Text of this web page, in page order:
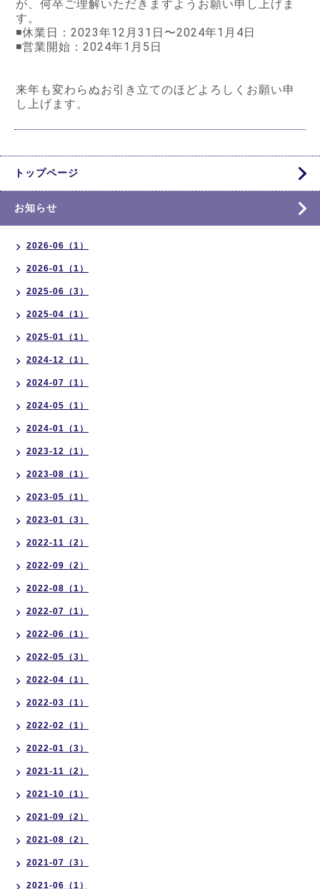
が、何卒ご理解いただきますようお願い申し上げま
す。
◾️休業日：2023年12月31日〜2024年1月4日
◾️営業開始：2024年1月5日
来年も変わらぬお引き立てのほどよろしくお願い申
し上げます。
トップページ
お知らせ
2026-06（1）
2026-01（1）
2025-06（3）
2025-04（1）
2025-01（1）
2024-12（1）
2024-07（1）
2024-05（1）
2024-01（1）
2023-12（1）
2023-08（1）
2023-05（1）
2023-01（3）
2022-11（2）
2022-09（2）
2022-08（1）
2022-07（1）
2022-06（1）
2022-05（3）
2022-04（1）
2022-03（1）
2022-02（1）
2022-01（3）
2021-11（2）
2021-10（1）
2021-09（2）
2021-08（2）
2021-07（3）
2021-06（1）